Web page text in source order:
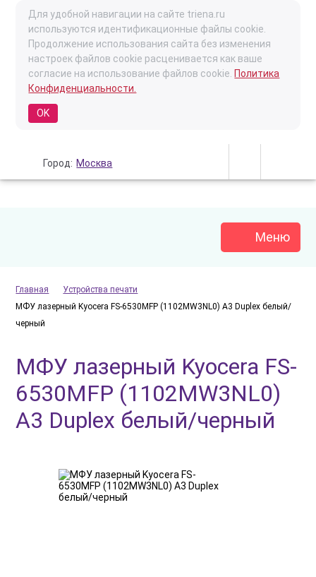
Для удобной навигации на сайте triena.ru
используются идентификационные файлы cookie.
Продолжение использования сайта без изменения
настроек файлов cookie расценивается как ваше
согласие на использование файлов cookie. Политика
Конфиденциальности.
OK
Город: Москва
Меню
Главная
Устройства печати
МФУ лазерный Kyocera FS-6530MFP (1102MW3NL0) A3 Duplex белый/
черный
МФУ лазерный Kyocera FS-
6530MFP (1102MW3NL0)
A3 Duplex белый/черный